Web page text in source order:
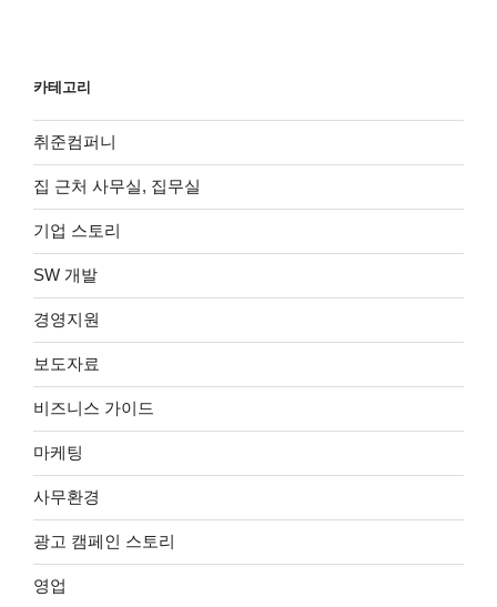
카테고리
취준컴퍼니
집 근처 사무실, 집무실
기업 스토리
SW 개발
경영지원
보도자료
비즈니스 가이드
마케팅
사무환경
광고 캠페인 스토리
영업